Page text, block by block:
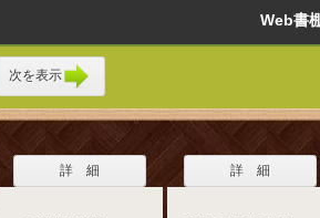
Web
次を表示
詳 細 詳 細